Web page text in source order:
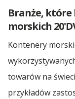
Branże,
morskich
Kontenery
towarów na
przykładów